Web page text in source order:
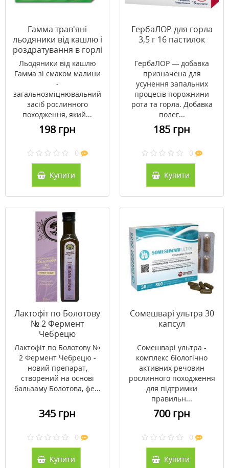
Гамма трав'яні
льодяники від кашлю і
роздратування в горлі
малина №24
Льодяники від кашлю
Гамма зі смаком малини
-
загальнозміцнювальний
засіб рослинного
походження, який...
198 грн
0
Купити
ГербаЛОР для горла
3,5 г 16 пастилок
ГербаЛОР — добавка
призначена для
усунення запальних
процесів порожнини
рота та горла. Добавка
полег...
185 грн
0
Купити
Лактофіт по Болотову
№ 2 Фермент
Чебрецю
Лактофіт по Болотову №
2 Фермент Чебрецю -
новий препарат,
створений на основі
бальзаму Болотова, фе...
345 грн
0
Купити
Сомешварі ультра 30
капсул
Сомешварі ультра -
комплекс біологічно
активних речовин
рослинного походження
для підтримки
правильн...
700 грн
0
Купити